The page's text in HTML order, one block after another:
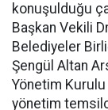
konuşulduğu
Başkan Vekili
Belediyeler
Şengül Altan
Yönetim Kurulu
yönetim